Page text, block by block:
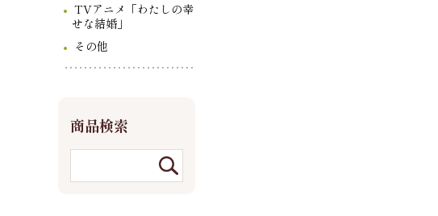
商品検索
TVアニメ「わたしの幸
せな結婚」
その他